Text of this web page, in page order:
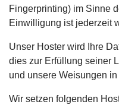
Fingerprinting) im Sinne
Einwilligung ist jederzeit
Unser Hoster wird Ihre
dies zur Erfüllung seiner
und unsere Weisungen
Wir setzen folgenden